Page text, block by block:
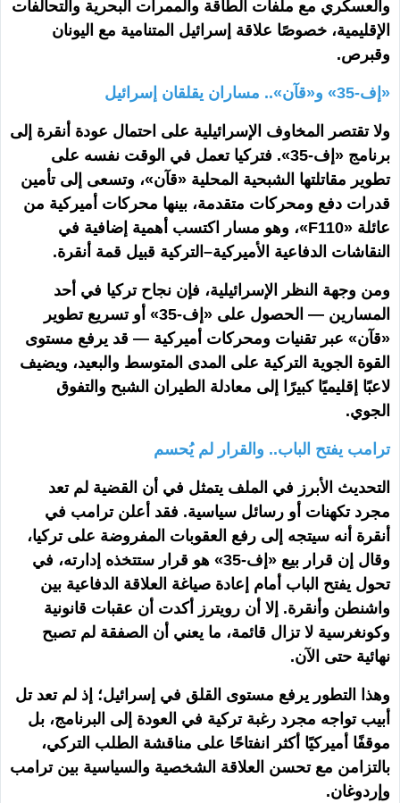
والعسكري مع ملفات الطاقة والممرات البحرية والتحالفات
الإقليمية، خصوصًا علاقة إسرائيل المتنامية مع اليونان
وقبرص.
«إف-35» و«قآن».. مساران يقلقان إسرائيل
ولا تقتصر المخاوف الإسرائيلية على احتمال عودة أنقرة إلى
برنامج «إف-35». فتركيا تعمل في الوقت نفسه على
تطوير مقاتلتها الشبحية المحلية «قآن»، وتسعى إلى تأمين
قدرات دفع ومحركات متقدمة، بينها محركات أميركية من
عائلة «F110»، وهو مسار اكتسب أهمية إضافية في
النقاشات الدفاعية الأميركية–التركية قبيل قمة أنقرة.
ومن وجهة النظر الإسرائيلية، فإن نجاح تركيا في أحد
المسارين — الحصول على «إف-35» أو تسريع تطوير
«قآن» عبر تقنيات ومحركات أميركية — قد يرفع مستوى
القوة الجوية التركية على المدى المتوسط والبعيد، ويضيف
لاعبًا إقليميًا كبيرًا إلى معادلة الطيران الشبح والتفوق
الجوي.
ترامب يفتح الباب.. والقرار لم يُحسم
التحديث الأبرز في الملف يتمثل في أن القضية لم تعد
مجرد تكهنات أو رسائل سياسية. فقد أعلن ترامب في
أنقرة أنه سيتجه إلى رفع العقوبات المفروضة على تركيا،
وقال إن قرار بيع «إف-35» هو قرار ستتخذه إدارته، في
تحول يفتح الباب أمام إعادة صياغة العلاقة الدفاعية بين
واشنطن وأنقرة. إلا أن رويترز أكدت أن عقبات قانونية
وكونغرسية لا تزال قائمة، ما يعني أن الصفقة لم تصبح
نهائية حتى الآن.
وهذا التطور يرفع مستوى القلق في إسرائيل؛ إذ لم تعد تل
أبيب تواجه مجرد رغبة تركية في العودة إلى البرنامج، بل
موقفًا أميركيًا أكثر انفتاحًا على مناقشة الطلب التركي،
بالتزامن مع تحسن العلاقة الشخصية والسياسية بين ترامب
وإردوغان.